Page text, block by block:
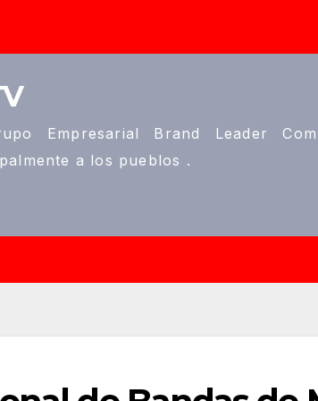
Empresarial Brand Leader
a los pueblos .